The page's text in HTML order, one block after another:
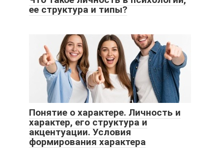
ее структура и типы?
Понятие о характере. Личность и
характер, его структура и
акцентуации. Условия
формирования характера